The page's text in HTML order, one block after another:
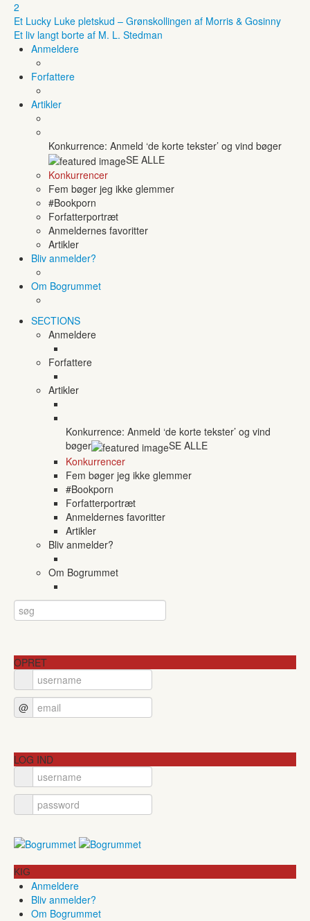
2
Et Lucky Luke pletskud – Grønskollingen af Morris & Gosinny
Et liv langt borte af M. L. Stedman
Anmeldere
Forfattere
Artikler
Konkurrence: Anmeld ‘de korte tekster’ og vind bøger
SE ALLE
Konkurrencer
Fem bøger jeg ikke glemmer
#Bookporn
Forfatterportræt
Anmeldernes favoritter
Artikler
Bliv anmelder?
Om Bogrummet
SECTIONS
Anmeldere
Forfattere
Artikler
Konkurrence: Anmeld ‘de korte tekster’ og vind
bøger
SE ALLE
Konkurrencer
Fem bøger jeg ikke glemmer
#Bookporn
Forfatterportræt
Anmeldernes favoritter
Artikler
Bliv anmelder?
Om Bogrummet
OPRET
@
LOG IND
KIG
Anmeldere
Bliv anmelder?
Om Bogrummet